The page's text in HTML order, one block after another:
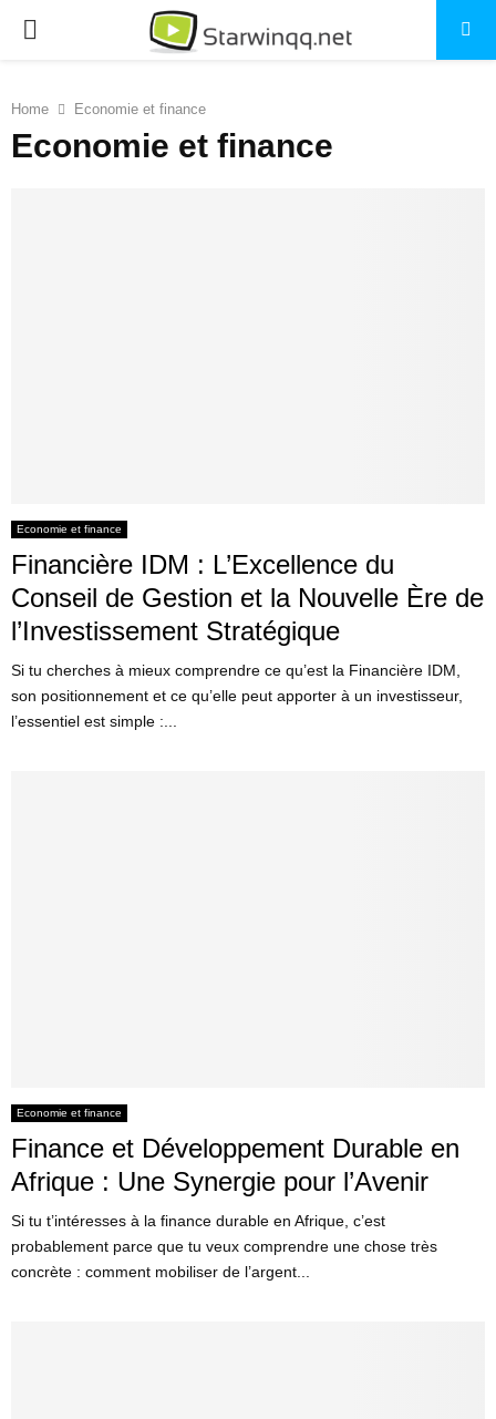
PRIMARY
Home Economie et finance
Economie et finance
Economie et finance
Financière IDM : L’Excellence du
Conseil de Gestion et la Nouvelle Ère de
l’Investissement Stratégique
Si tu cherches à mieux comprendre ce qu’est la Financière IDM,
son positionnement et ce qu’elle peut apporter à un investisseur,
l’essentiel est simple :...
Economie et finance
Finance et Développement Durable en
Afrique : Une Synergie pour l’Avenir
Si tu t’intéresses à la finance durable en Afrique, c’est
probablement parce que tu veux comprendre une chose très
concrète : comment mobiliser de l’argent...